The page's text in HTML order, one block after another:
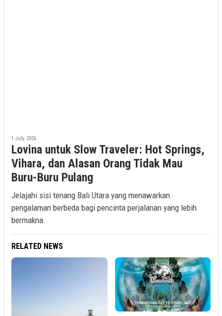
1 July 2026
Lovina untuk Slow Traveler: Hot Springs,
Vihara, dan Alasan Orang Tidak Mau
Buru-Buru Pulang
Jelajahi sisi tenang Bali Utara yang menawarkan
pengalaman berbeda bagi pencinta perjalanan yang lebih
bermakna.
RELATED NEWS